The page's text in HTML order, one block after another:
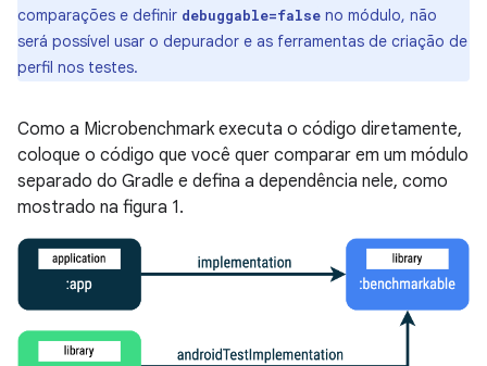
comparações e definir debuggable=false no módulo, não
será possível usar o depurador e as ferramentas de criação de
perfil nos testes.
Como a Microbenchmark executa o código diretamente,
coloque o código que você quer comparar em um módulo
separado do Gradle e defina a dependência nele, como
mostrado na figura 1.